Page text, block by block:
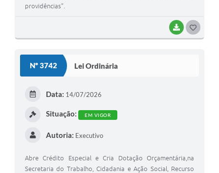
BAIXAR
providências”.
Nº 3742 Lei Ordinária
Data: 14/07/2026
Situação: EM VIGOR
Autoria: Executivo
Abre Crédito Especial e Cria Dotação Orçamentária,na
Secretaria do Trabalho, Cidadania e Ação Social, Recurso